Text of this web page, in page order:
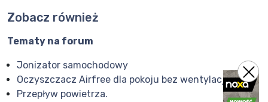
Zobacz również
Tematy na forum
Jonizator samochodowy
Oczyszczacz Airfree dla pokoju bez wentylacji
Przepływ powietrza.